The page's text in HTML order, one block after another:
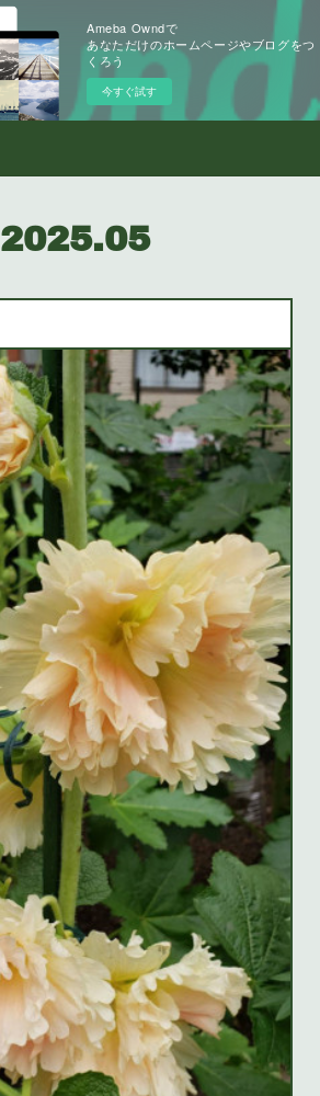
Ameba Owndで
あなただけのホームページやブログをつ
くろう
今すぐ試す
2025.05